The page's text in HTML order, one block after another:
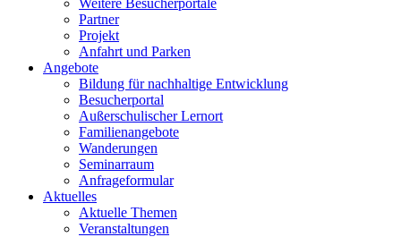
Weitere Besucherportale
Partner
Projekt
Anfahrt und Parken
Angebote
Bildung für nachhaltige Entwicklung
Besucherportal
Außerschulischer Lernort
Familienangebote
Wanderungen
Seminarraum
Anfrageformular
Aktuelles
Aktuelle Themen
Veranstaltungen